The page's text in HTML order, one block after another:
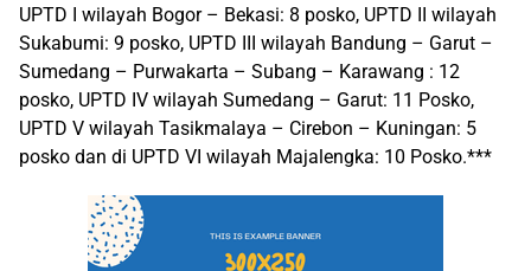
UPTD I wilayah Bogor – Bekasi: 8 posko, UPTD II wilayah
Sukabumi: 9 posko, UPTD III wilayah Bandung – Garut –
Sumedang – Purwakarta – Subang – Karawang : 12
posko, UPTD IV wilayah Sumedang – Garut: 11 Posko,
UPTD V wilayah Tasikmalaya – Cirebon – Kuningan: 5
posko dan di UPTD VI wilayah Majalengka: 10 Posko.***